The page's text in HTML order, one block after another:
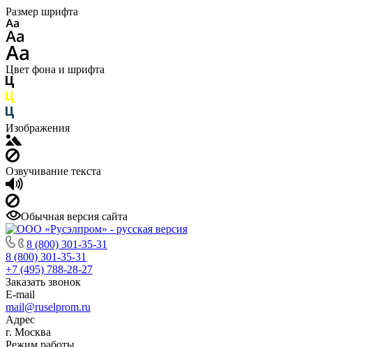
Размер шрифта
Цвет фона и шрифта
Изображения
Озвучивание текста
Обычная версия сайта
8 (800) 301-35-31
8 (800) 301-35-31
+7 (495) 788-28-27
Заказать звонок
E-mail
mail@ruselprom.ru
Адрес
г. Москва
Режим работы